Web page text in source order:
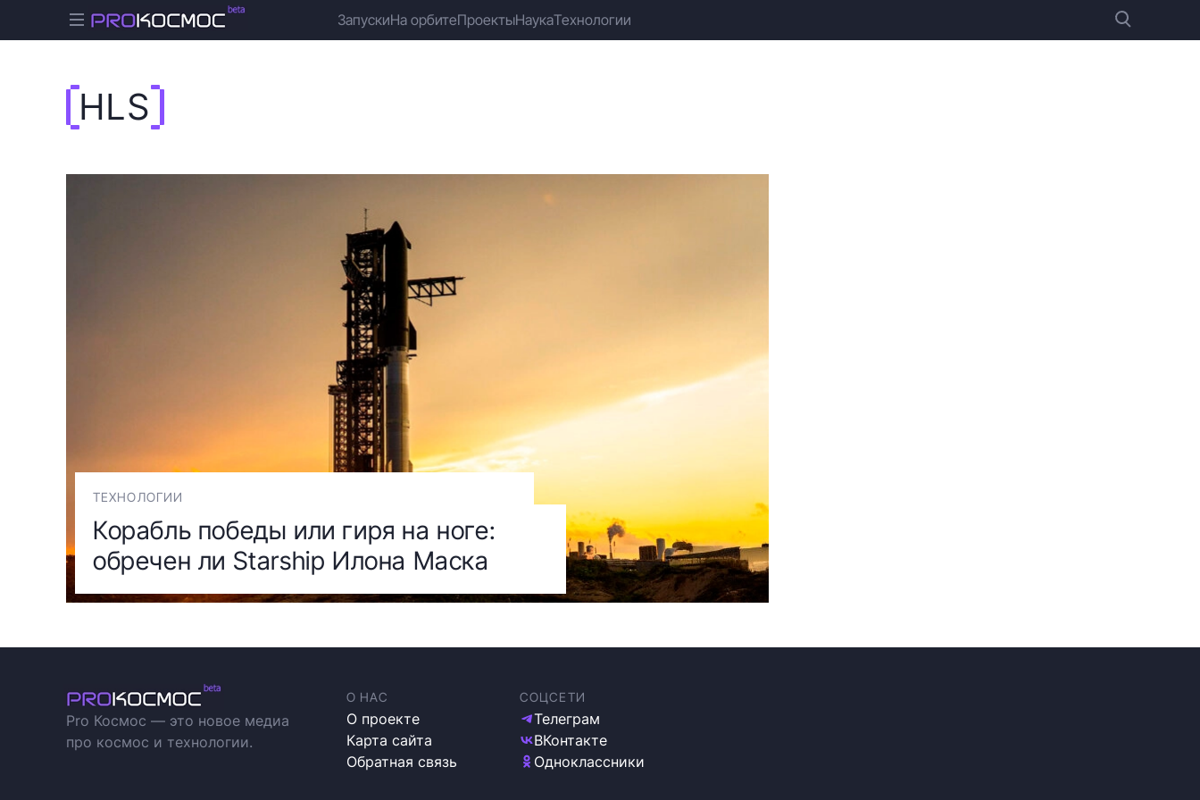
ЗапускиНа орбитеПроектыНаукаТехнологии
HLS
ТЕХНОЛОГИИ
Корабль победы или гиря на ноге:
обречен ли Starship Илона Маска
Pro Космос — это новое медиа
про космос и технологии.
О НАС
О проекте
Карта сайта
Обратная связь
СОЦСЕТИ
Телеграм
ВКонтакте
Одноклассники